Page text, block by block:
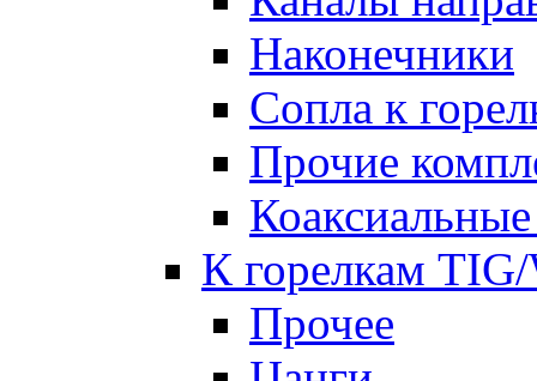
Наконечники
Сопла к
Прочие
К горелкам
Прочее